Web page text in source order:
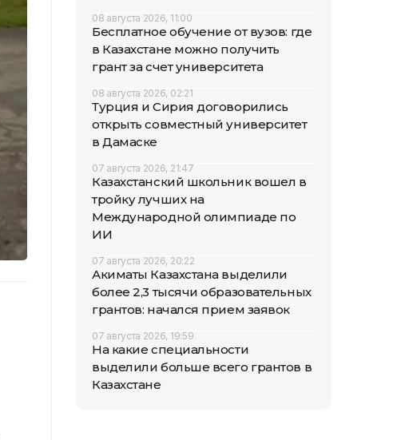
08 августа 2026, 11:00
Бесплатное обучение от вузов: где
в Казахстане можно получить
грант за счет университета
08 августа 2026, 02:21
Турция и Сирия договорились
открыть совместный университет
в Дамаске
07 августа 2026, 21:47
Казахстанский школьник вошел в
тройку лучших на
Международной олимпиаде по
ИИ
07 августа 2026, 20:22
Акиматы Казахстана выделили
более 2,3 тысячи образовательных
грантов: начался прием заявок
07 августа 2026, 19:59
На какие специальности
выделили больше всего грантов в
Казахстане